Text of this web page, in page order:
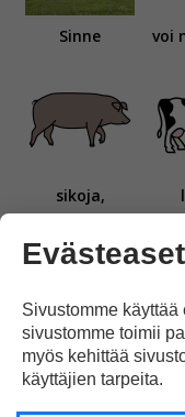
Sinne voi
sikoja,
Haltialan
Sivustomme
sivustomme toimii
myös kehittää
käyttäjien tarpeita.